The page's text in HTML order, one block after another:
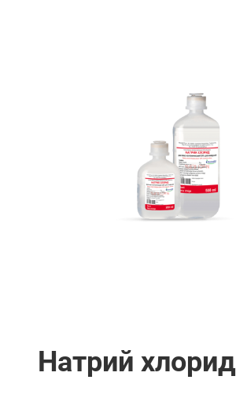
Натрий хлорид